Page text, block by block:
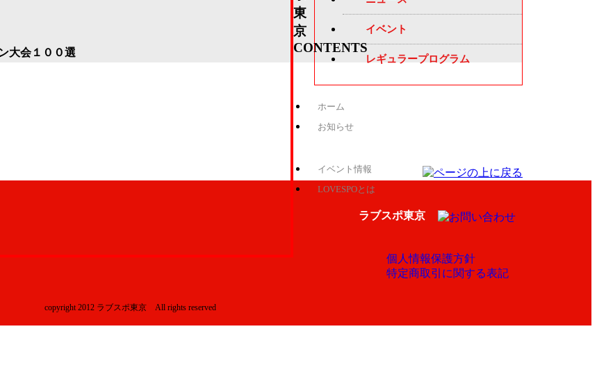
大会１００選
イベント
レギュラープログラム
ホーム
お知らせ
イベント情報
LOVESPOとは
ラブスポ東京
個人情報保護方針
特定商取引に関する表記
copyright 2012 ラブスポ東京 All rights reserved